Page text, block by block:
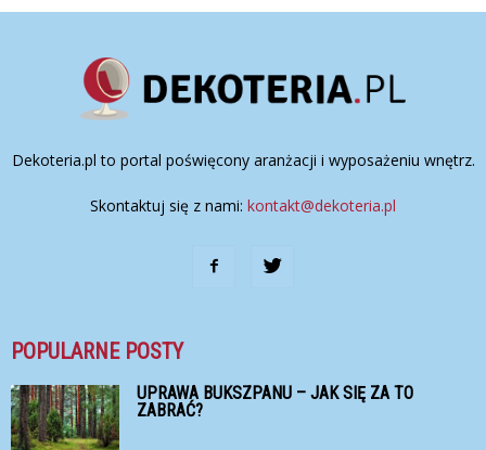
Dekoteria.pl to portal poświęcony aranżacji i wyposażeniu wnętrz.
Skontaktuj się z nami: kontakt@dekoteria.pl
POPULARNE POSTY
UPRAWA BUKSZPANU – JAK SIĘ ZA TO
ZABRAĆ?